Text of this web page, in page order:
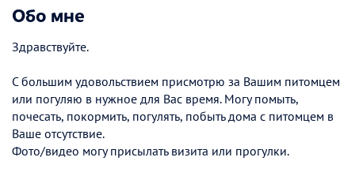
Обо мне
Здравствуйте.
С большим удовольствием присмотрю за Вашим питомцем
или погуляю в нужное для Вас время. Могу помыть,
почесать, покормить, погулять, побыть дома с питомцем в
Ваше отсутствие.
Фото/видео могу присылать визита или прогулки.